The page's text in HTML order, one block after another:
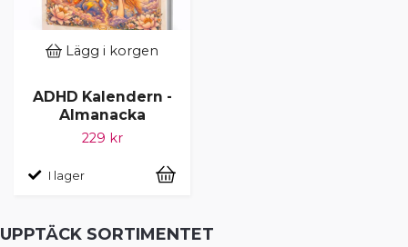
UPPTÄCK SORTIMENTET
Lägg i korgen
ADHD Kalendern -
Almanacka
229 kr
I lager